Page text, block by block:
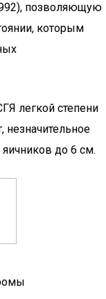
позволяющую
которым
легкой степени
до 6 см.